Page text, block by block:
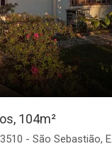
104m²
São Sebastião, Esteio-RS